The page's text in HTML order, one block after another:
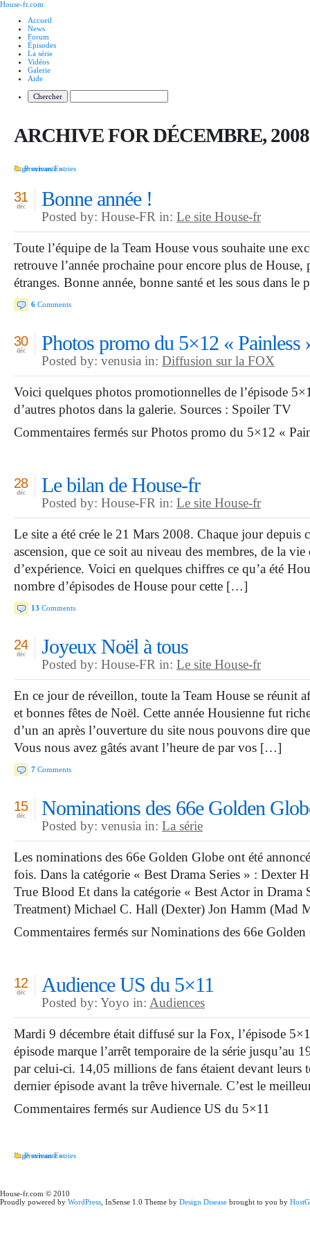
House-fr.com
Accueil
News
Forum
Épisodes
La série
Vidéos
Galerie
Aide
ARCHIVE FOR DÉCEMBRE, 2008
Previous Entries
Page suivante »
Bonne année !
31
déc
Posted by: House-FR in: Le site House-fr
Toute l’équipe de la Team House vous souhaite une
retrouve l’année prochaine pour encore plus de House,
étranges. Bonne année, bonne santé et les sous dans le
6 Comments
Photos promo du 5×12 « Painless
30
déc
Posted by: venusia in: Diffusion sur la FOX
Voici quelques photos promotionnelles de l’épisode
d’autres photos dans la galerie. Sources : Spoiler TV
Commentaires fermés sur Photos promo du 5×12 «
Le bilan de House-fr
28
déc
Posted by: House-FR in: Le site House-fr
Le site a été crée le 21 Mars 2008. Chaque jour depuis
ascension, que ce soit au niveau des membres, de la
d’expérience. Voici en quelques chiffres ce qu’a été
nombre d’épisodes de House pour cette […]
13 Comments
Joyeux Noël à tous
24
déc
Posted by: House-FR in: Le site House-fr
En ce jour de réveillon, toute la Team House se réunit
et bonnes fêtes de Noël. Cette année Housienne fut
d’un an après l’ouverture du site nous pouvons dire
Vous nous avez gâtés avant l’heure de par vos […]
7 Comments
Nominations des 66e Golden
15
déc
Posted by: venusia in: La série
Les nominations des 66e Golden Globe ont été
fois. Dans la catégorie « Best Drama Series » : Dexter
True Blood Et dans la catégorie « Best Actor in Drama
Treatment) Michael C. Hall (Dexter) Jon Hamm
Commentaires fermés sur Nominations des 66e Golden
Audience US du 5×11
12
déc
Posted by: Yoyo in: Audiences
Mardi 9 décembre était diffusé sur la Fox, l’épisode
épisode marque l’arrêt temporaire de la série jusqu’au
par celui-ci. 14,05 millions de fans étaient devant leurs
dernier épisode avant la trêve hivernale. C’est le
Commentaires fermés sur Audience US du 5×11
Previous Entries
Page suivante »
House-fr.com © 2010
Proudly powered by WordPress , InSense 1.0 Theme by Design Disease brought to you by